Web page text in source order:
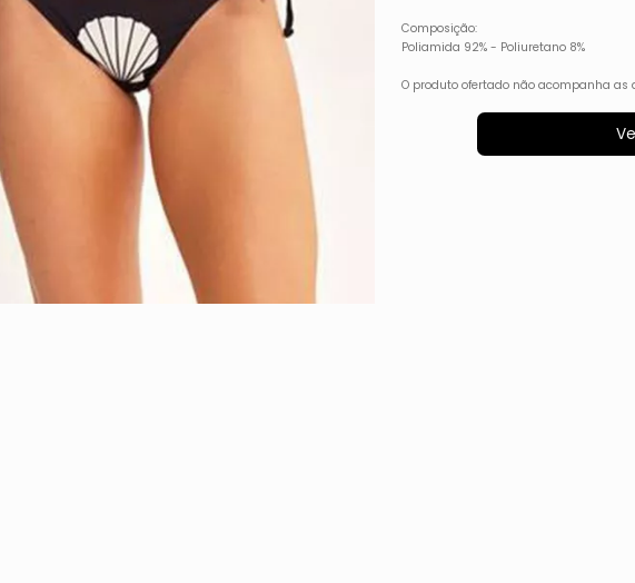
Composição:
Poliamida 92% - Poliuretano 8%
O produto ofertado não acompanha as